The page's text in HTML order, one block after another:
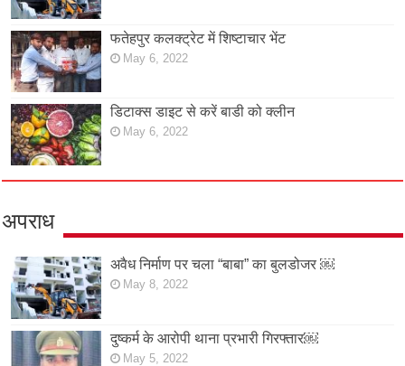
फतेहपुर कलक्ट्रेट में शिष्टाचार भेंट
May 6, 2022
डिटाक्स डाइट से करें बाडी को क्लीन
May 6, 2022
अपराध
अवैध निर्माण पर चला “बाबा” का बुलडोजर ￼
May 8, 2022
दुष्कर्म के आरोपी थाना प्रभारी गिरफ्तार￼
May 5, 2022